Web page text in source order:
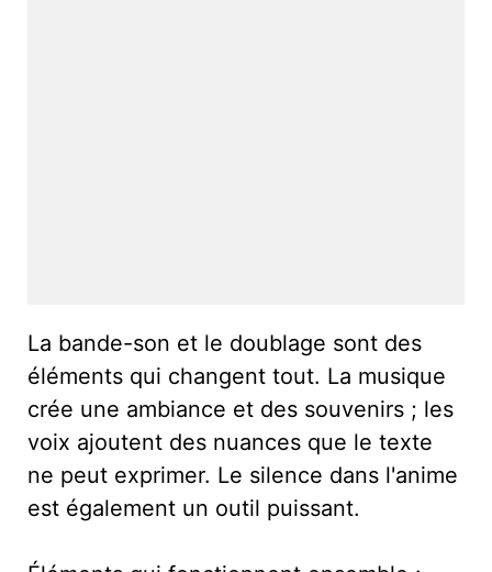
La bande-son et le doublage sont des
éléments qui changent tout. La musique
crée une ambiance et des souvenirs ; les
voix ajoutent des nuances que le texte
ne peut exprimer. Le silence dans l'anime
est également un outil puissant.